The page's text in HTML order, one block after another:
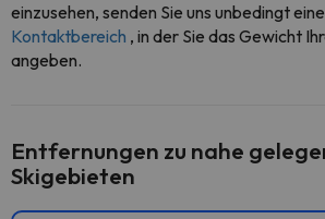
einzusehen, senden Sie uns unbedingt
Kontaktbereich , in der Sie das Gewicht
angeben.
Entfernungen zu nahe
Skigebieten